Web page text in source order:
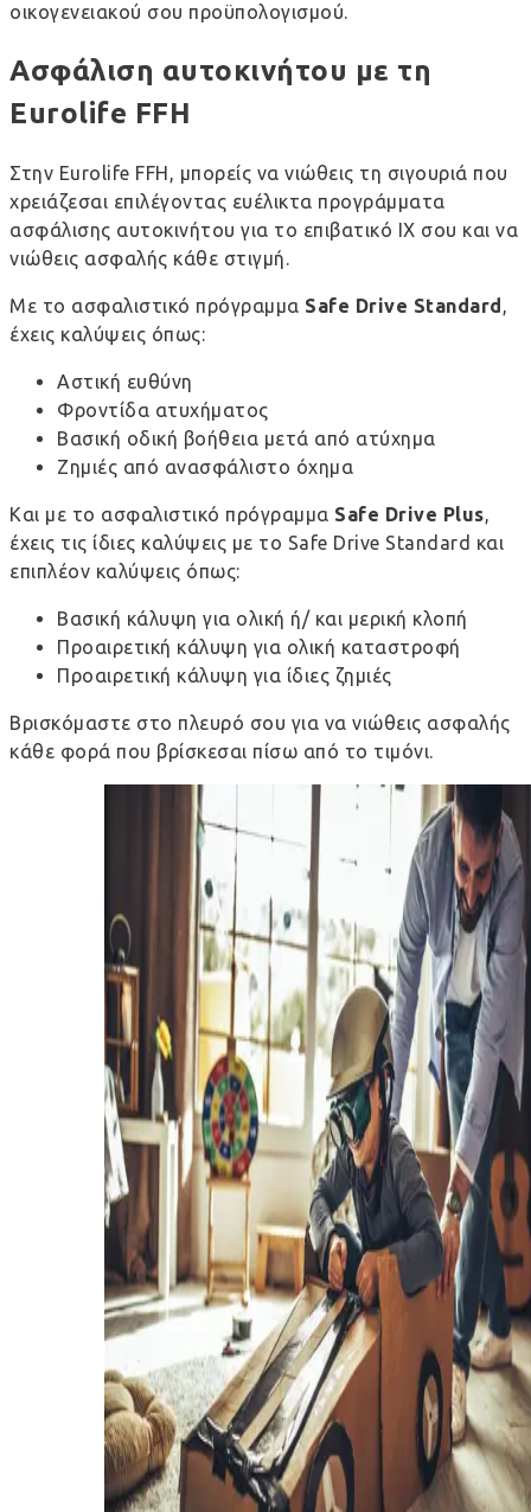
οικογενειακού σου προϋπολογισμού.
Ασφάλιση αυτοκινήτου με τη
Eurolife FFH
Στην Eurolife FFH, μπορείς να νιώθεις τη σιγουριά που
χρειάζεσαι επιλέγοντας ευέλικτα προγράμματα
ασφάλισης αυτοκινήτου για το επιβατικό ΙΧ σου και να
νιώθεις ασφαλής κάθε στιγμή.
Με το ασφαλιστικό πρόγραμμα Safe Drive Standard ,
έχεις καλύψεις όπως:
Αστική ευθύνη
Φροντίδα ατυχήματος
Βασική οδική βοήθεια μετά από ατύχημα
Ζημιές από ανασφάλιστο όχημα
Και με το ασφαλιστικό πρόγραμμα Safe Drive Plus,
έχεις τις ίδιες καλύψεις με το Safe Drive Standard και
επιπλέον καλύψεις όπως:
Βασική κάλυψη για ολική ή/ και μερική κλοπή
Προαιρετική κάλυψη για ολική καταστροφή
Προαιρετική κάλυψη για ίδιες ζημιές
Βρισκόμαστε στο πλευρό σου για να νιώθεις ασφαλής
κάθε φορά που βρίσκεσαι πίσω από το τιμόνι.